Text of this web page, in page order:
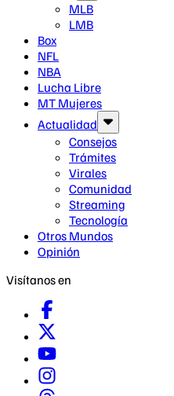
MLB
LMB
Box
NFL
NBA
Lucha Libre
MT Mujeres
Actualidad
Consejos
Trámites
Virales
Comunidad
Streaming
Tecnología
Otros Mundos
Opinión
Visítanos en